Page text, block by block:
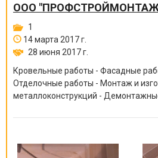
ООО
1
14 марта 2017 г.
28 июня 2017 г.
Кровельные работы - Фасадные
Отделочные работы - Монтаж и
металлоконструкций -